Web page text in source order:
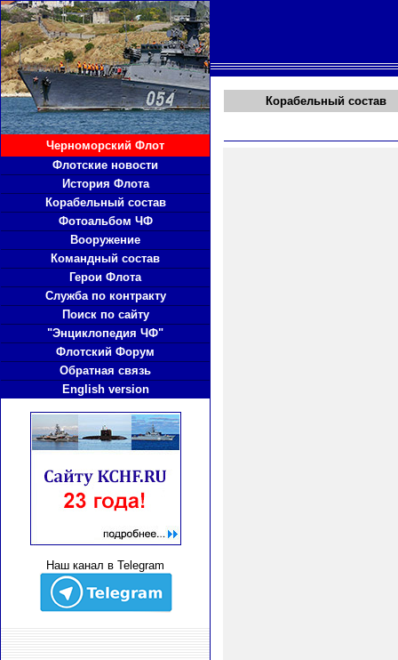
Черноморский Флот
Флотские новости
История Флота
Корабельный состав
Фотоальбом ЧФ
Вооружение
Командный состав
Герои Флота
Служба по контракту
Поиск по сайту
"Энциклопедия ЧФ"
Флотский Форум
Обратная связь
English version
Наш канал в Telegram
Корабельный состав